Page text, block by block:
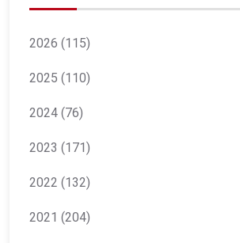
2026 (115)
2025 (110)
2024 (76)
2023 (171)
2022 (132)
2021 (204)